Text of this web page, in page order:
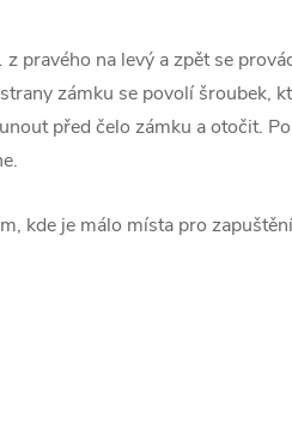
pravého na levý a zpět se
zámku se povolí šroubek,
před čelo zámku a otočit.
kde je málo místa pro